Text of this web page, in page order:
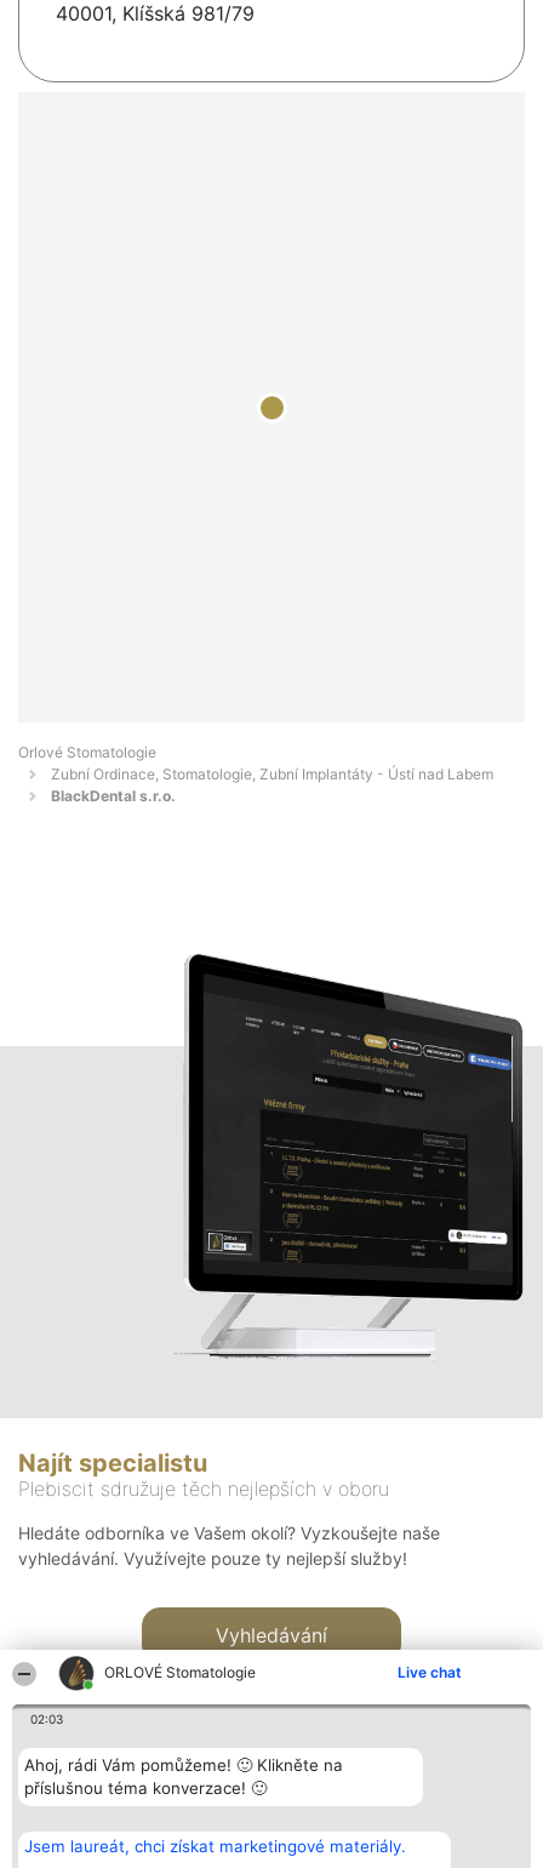
ORLOVÉ Stomatologie Live chat
02:03
Ahoj, rádi Vám pomůžeme! 🙂 Klikněte na
příslušnou téma konverzace! 🙂
Jsem laureát, chci získat marketingové materiály.
40001, Klíšská 981/79
Orlové Stomatologie
Zubní Ordinace, Stomatologie, Zubní Implantáty - Ústí nad Labem
BlackDental s.r.o.
Najít specialistu
Plebiscit sdružuje těch nejlepších v oboru
Hledáte odborníka ve Vašem okolí? Vyzkoušejte naše
vyhledávání. Využívejte pouze ty nejlepší služby!
Vyhledávání
Bright Side Solutions sp. z o.
o. sp. k.
Vítězové
Seznam všech
Kontakt